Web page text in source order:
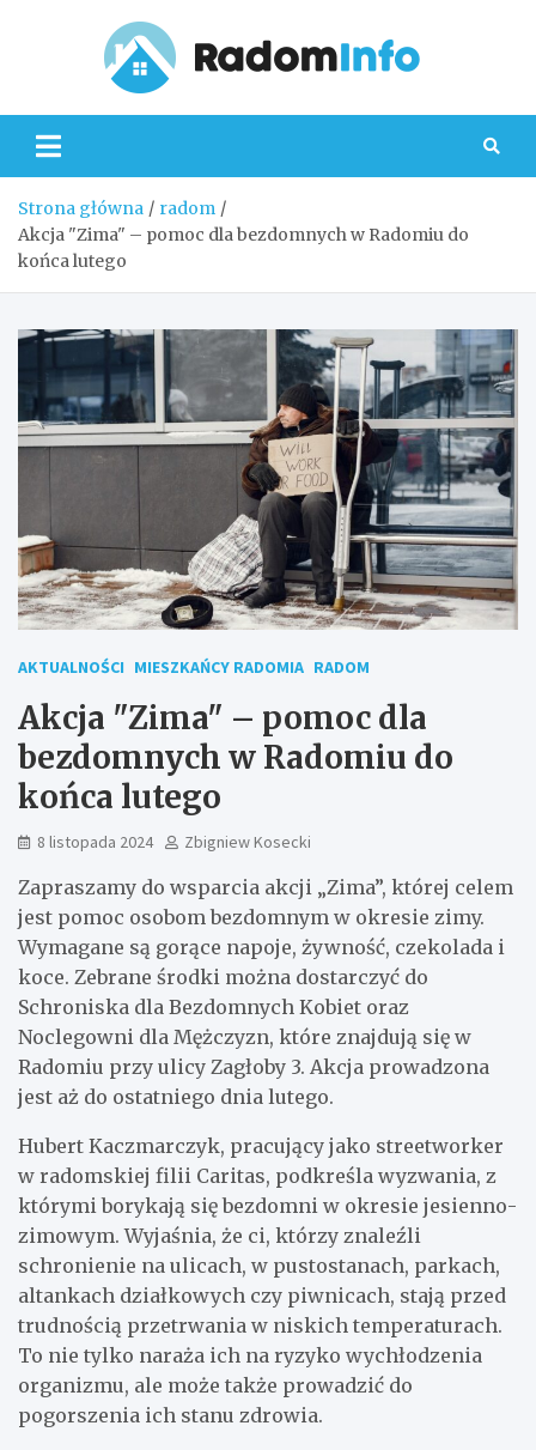
Strona główna
radom
Akcja "Zima" – pomoc dla bezdomnych w Radomiu do
końca lutego
AKTUALNOŚCI MIESZKAŃCY RADOMIA RADOM
Akcja "Zima" – pomoc dla
bezdomnych w Radomiu do
końca lutego
8 listopada 2024 Zbigniew Kosecki
Zapraszamy do wsparcia akcji „Zima”, której celem
jest pomoc osobom bezdomnym w okresie zimy.
Wymagane są gorące napoje, żywność, czekolada i
koce. Zebrane środki można dostarczyć do
Schroniska dla Bezdomnych Kobiet oraz
Noclegowni dla Mężczyzn, które znajdują się w
Radomiu przy ulicy Zagłoby 3. Akcja prowadzona
jest aż do ostatniego dnia lutego.
Hubert Kaczmarczyk, pracujący jako streetworker
w radomskiej filii Caritas, podkreśla wyzwania, z
którymi borykają się bezdomni w okresie jesienno-
zimowym. Wyjaśnia, że ci, którzy znaleźli
schronienie na ulicach, w pustostanach, parkach,
altankach działkowych czy piwnicach, stają przed
trudnością przetrwania w niskich temperaturach.
To nie tylko naraża ich na ryzyko wychłodzenia
organizmu, ale może także prowadzić do
pogorszenia ich stanu zdrowia.